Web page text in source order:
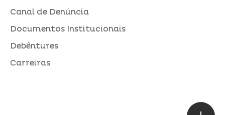
Canal de Denúncia
Documentos Institucionais
Debêntures
Carreiras